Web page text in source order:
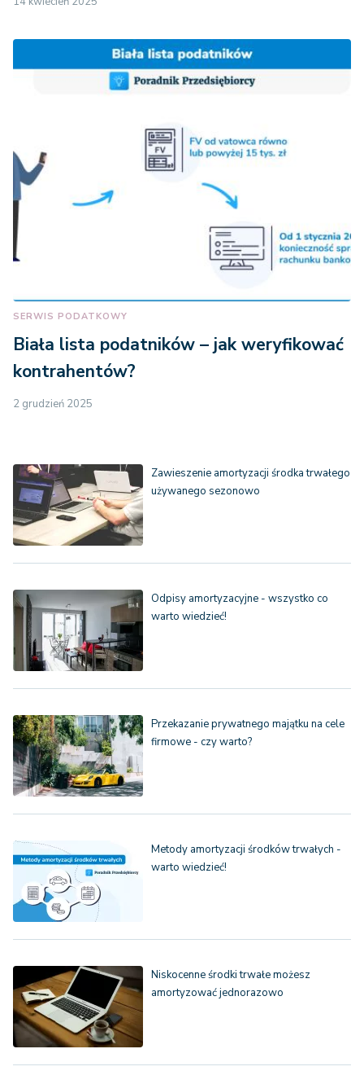
SERWIS PODATKOWY
Biała lista podatników – jak weryfikować
kontrahentów?
2 grudzień 2025
Zawieszenie amortyzacji środka trwałego
używanego sezonowo
Odpisy amortyzacyjne - wszystko co
warto wiedzieć!
Przekazanie prywatnego majątku na cele
firmowe - czy warto?
Metody amortyzacji środków trwałych -
warto wiedzieć!
Niskocenne środki trwałe możesz
amortyzować jednorazowo